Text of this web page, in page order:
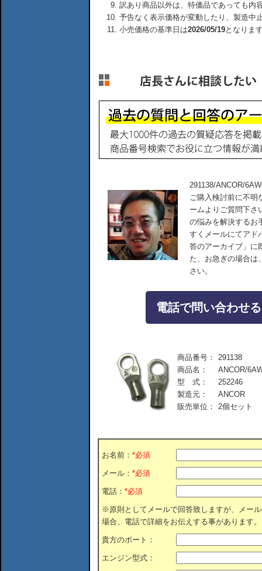
訳あり商品以外は、特価品であっても内
予告なく表示価格が変動したり、製造中
小売価格の基準日は2026/05/19となりま
291138/ANCOR/
ご購入検討前に不明
ームよりご質問下さ
の悩みを解決するお
すくメールにてアド
答のアーカイブ」に
た、お急ぎの場合は
さい。
電話で問い合わせ
商品番号：
291138
商品名：
ANCOR/
型 式：
252246
製造元：
ANCOR
販売単位：
2個セット
お名前： *必須
メール： *必須
電話： *必須
※原則としてメールで回答致しますが、メー
場合、電話で詳細をお伝えする事があります。
貴方のボート：
エンジン型式：